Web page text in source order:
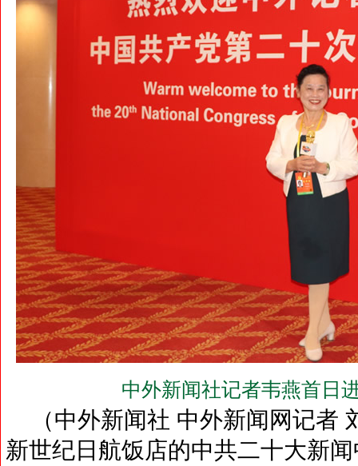
中外新闻社记者韦燕首日
（中外新闻社 中外新闻网记者
新世纪日航饭店的中共二十大新